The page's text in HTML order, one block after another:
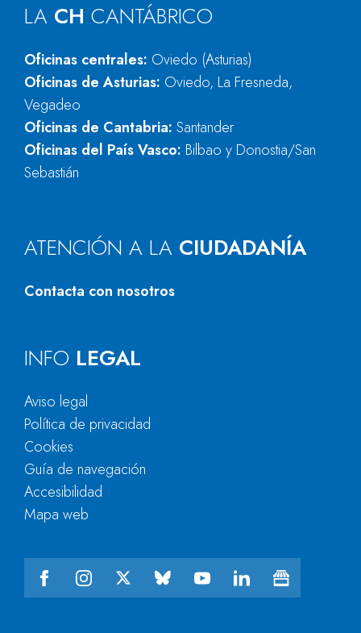
LA CH CANTÁBRICO
Oficinas centrales: Oviedo (Asturias)
Oficinas de Asturias: Oviedo, La Fresneda,
Vegadeo
Oficinas de Cantabria: Santander
Oficinas del País Vasco: Bilbao y Donostia/San
Sebastián
ATENCIÓN A LA CIUDADANÍA
Contacta con nosotros
INFO LEGAL
Aviso legal
Política de privacidad
Cookies
Guía de navegación
Accesibilidad
Mapa web